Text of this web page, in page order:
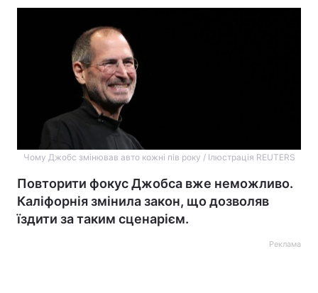
Чому Джобс змінював авто кожні пів року / Ілюстрація REUTERS
Повторити фокус Джобса вже неможливо.
Каліфорнія змінила закон, що дозволяв
їздити за таким сценарієм.
Реклама